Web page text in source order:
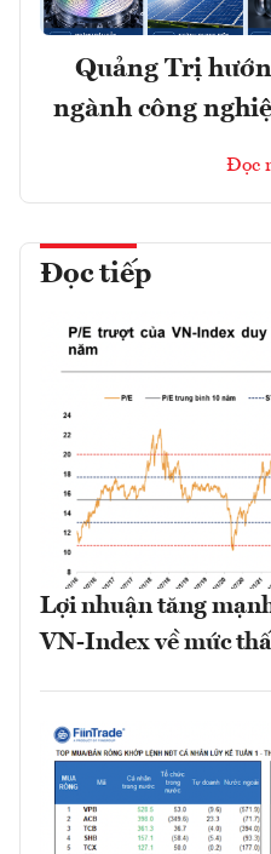
Quảng Trị
ngành công
Đọc
Đọc tiếp
Lợi nhuận tăng
VN-Index về mức